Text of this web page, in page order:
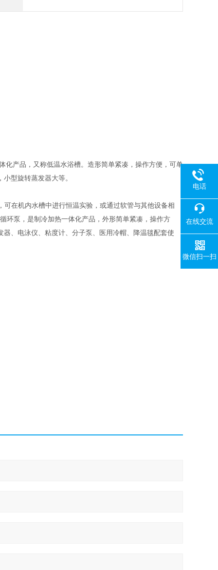
化产品，又称低温水浴槽。造形简单紧凑，操作方便，可单
型旋转蒸发器大等。
在机内水槽中进行恒温实验，或通过软管与其他设备相
环泵，是制冷加热一体化产品，外形简单紧凑，操作方
、电泳仪、粘度计、分子泵、医用冷帽、降温毯配套使
电话
在线交流
微信扫一扫